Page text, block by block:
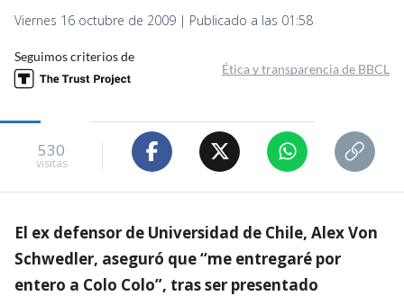
Viernes 16 octubre de 2009 | Publicado a las 01:58
Seguimos criterios de
Ética y transparencia de BBCL
530
visitas
El ex defensor de Universidad de Chile, Alex Von
Schwedler, aseguró que “me entregaré por
entero a Colo Colo”, tras ser presentado